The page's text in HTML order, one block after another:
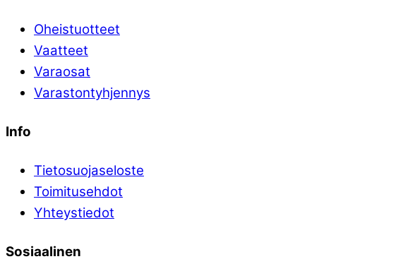
Oheistuotteet
Vaatteet
Varaosat
Varastontyhjennys
Info
Tietosuojaseloste
Toimitusehdot
Yhteystiedot
Sosiaalinen